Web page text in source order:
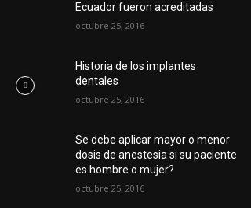
Ecuador fueron acreditadas
octubre 25, 2016
Historia de los implantes
dentales
octubre 25, 2016
Se debe aplicar mayor o menor
dosis de anestesia si su paciente
es hombre o mujer?
octubre 25, 2016